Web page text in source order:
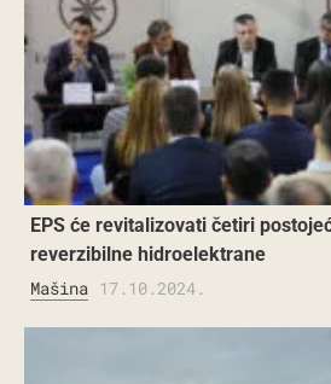
EPS će revitalizovati četiri
reverzibilne hidroelektrane
Mašina 17.10.2024.